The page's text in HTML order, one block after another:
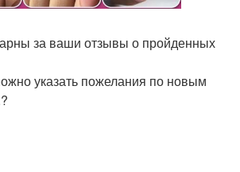
за ваши отзывы о пройденных
указать пожелания по новым